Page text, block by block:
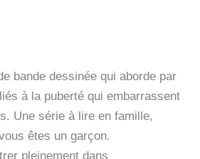
bande dessinée qui aborde par
à la puberté qui embarrassent
Une série à lire en famille,
êtes un garçon.
pleinement dans